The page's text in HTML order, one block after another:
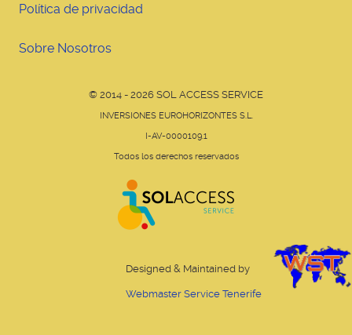
Política de privacidad
Sobre Nosotros
© 2014 - 2026 SOL ACCESS SERVICE
INVERSIONES EUROHORIZONTES S.L.
I-AV-0000109.1
Todos los derechos reservados
Designed & Maintained by
Webmaster Service Tenerife